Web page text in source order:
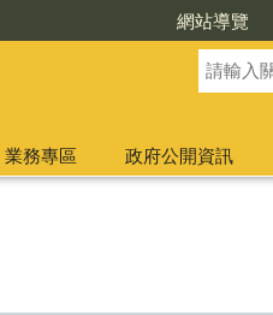
網站導覽
業務專區 政府公開資訊